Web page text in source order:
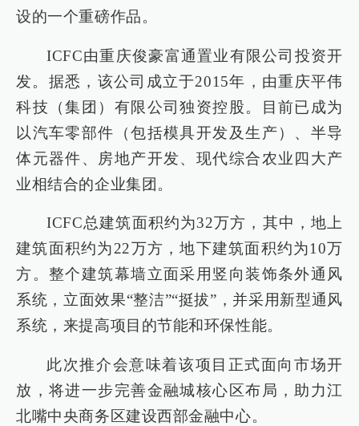
设的一个重磅作品。
ICFC由重庆俊豪富通置业有限公司投资开
发。据悉，该公司成立于2015年，由重庆平伟
科技（集团）有限公司独资控股。目前已成为
以汽车零部件（包括模具开发及生产）、半导
体元器件、房地产开发、现代综合农业四大产
业相结合的企业集团。
ICFC总建筑面积约为32万方，其中，地上
建筑面积约为22万方，地下建筑面积约为10万
方。整个建筑幕墙立面采用竖向装饰条外通风
系统，立面效果“整洁”“挺拔”，并采用新型通风
系统，来提高项目的节能和环保性能。
此次推介会意味着该项目正式面向市场开
放，将进一步完善金融城核心区布局，助力江
北嘴中央商务区建设西部金融中心。